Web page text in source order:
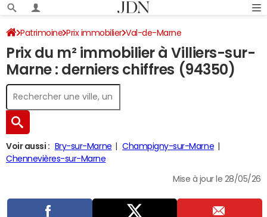
Patrimoine Prix immobilier Val-de-Marne
Villiers-sur-Marne
Prix du m² immobilier à Villiers-sur-
Marne : derniers chiffres (94350)
Voir aussi : Bry-sur-Marne
Champigny-sur-Marne
Chennevières-sur-Marne
Mise à jour le 28/05/26